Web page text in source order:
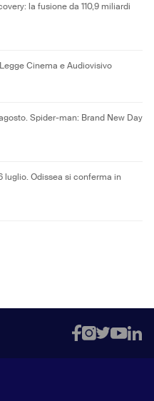
la fusione da 110,9 miliardi
Cinema e Audiovisivo
Spider-man: Brand New Day
luglio. Odissea si conferma in